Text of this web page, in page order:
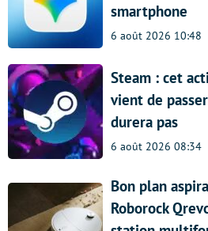
smartphone
6 août 2026 10:48
Steam : cet
vient de
durera pas
6 août 2026 08:34
Bon plan
Roborock